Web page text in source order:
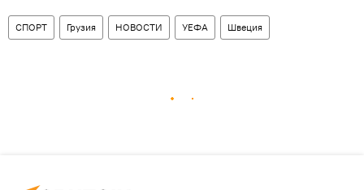
СПОРТ Грузия НОВОСТИ УЕФА Швеция